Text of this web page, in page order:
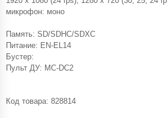
микрофон: моно
Память: SD/SDHC/SDXC
Питание: EN-EL14
Бустер:
Пульт ДУ: MC-DC2
Код товара: 828814